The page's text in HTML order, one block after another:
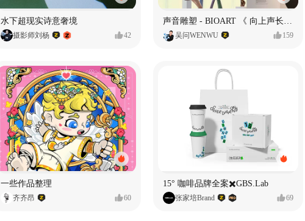
水下超现实诗意奢境
摄影师刘杨 42
声音雕塑 - BIOART 《 向上声长 》
吴问WENWU 159
一些作品整理
齐齐昂 60
15° 咖啡品牌全案✖️GBS.Lab
张家培Brand 69